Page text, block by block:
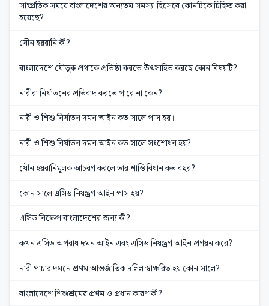
সাম্প্রতিক সময়ে বাংলাদেশের অন্যতম সমস্যা হিসেবে কোনটিকে চিহ্নিত করা
হয়েছে?
যৌন হয়রানি কী?
বাংলাদেশে যৌতুক প্রথাকে প্রতিষ্ঠা করতে উৎসাহিত করছে কোন বিষয়টি?
নারীরা নির্যাতনের প্রতিবাদ করতে পারে না কেন?
নারী ও শিশু নির্যাতন দমন আইন কত সালে পাস হয়।
নারী ও শিশু নির্যাতন দমন আইন কত সালে সংশোধন হয়?
যৌন হয়রানিমূলক আচরণ করলে তার শান্তি বিধান কত বছর?
কোন সালে এসিড নিয়ন্ত্রণ আইন পাস হয়?
এসিড নিক্ষেপ বাংলাদেশের জন্য কী?
কখন এসিড অপরাধ দমন আইন এবং এসিড নিয়ন্ত্রণ আইন প্রণয়ন করে?
নারী পাচার দমনে প্রথম আন্তর্জাতিক দলিল স্বাক্ষরিত হয় কোন সালে?
বাংলাদেশে শিশুশ্রমের প্রথম ও প্রধান কারণ কী?